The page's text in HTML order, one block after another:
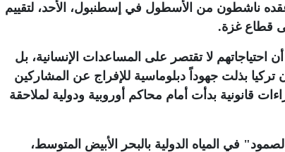
ناشطون من الأسطول في إسطنبول، الأحد، لتقييم
قطاع غزة.
لا تقتصر على المساعدات الإنسانية، بل
بذلت جهوداً دبلوماسية للإفراج عن المشاركين
قانونية بدأت أمام محاكم أوروبية ودولية لملاحقة
في المياه الدولية بالبحر الأبيض المتوسط،